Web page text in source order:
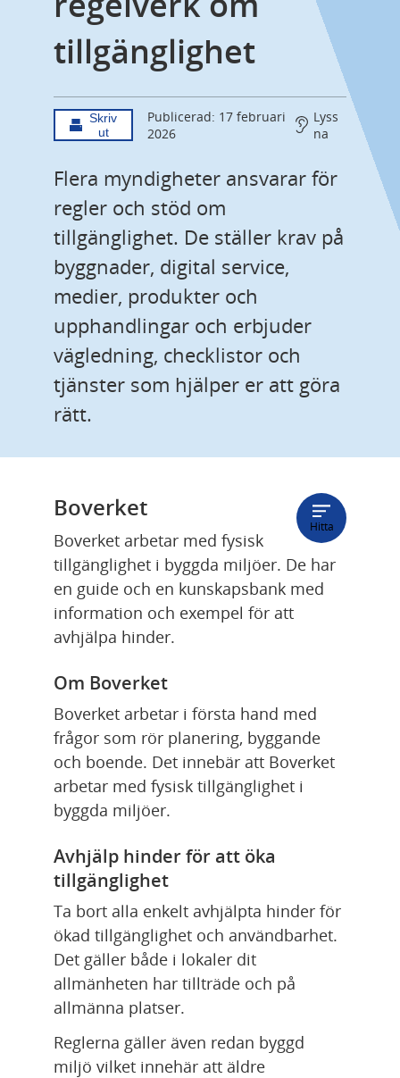
tillgänglighet
Skriv
ut
Publicerad: 17 februari
2026
Lyss
na
Flera myndigheter ansvarar för
regler och stöd om
tillgänglighet. De ställer krav på
byggnader, digital service,
medier, produkter och
upphandlingar och erbjuder
vägledning, checklistor och
tjänster som hjälper er att göra
rätt.
Hitta
Boverket
Boverket arbetar med fysisk
tillgänglighet i byggda miljöer. De har
en guide och en kunskapsbank med
information och exempel för att
avhjälpa hinder.
Om Boverket
Boverket arbetar i första hand med
frågor som rör planering, byggande
och boende. Det innebär att Boverket
arbetar med fysisk tillgänglighet i
byggda miljöer.
Avhjälp hinder för att öka
tillgänglighet
Ta bort alla enkelt avhjälpta hinder för
ökad tillgänglighet och användbarhet.
Det gäller både i lokaler dit
allmänheten har tillträde och på
allmänna platser.
Reglerna gäller även redan byggd
miljö vilket innehär att äldre